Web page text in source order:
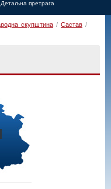
Детаљна претрага
скупштина / Састав /